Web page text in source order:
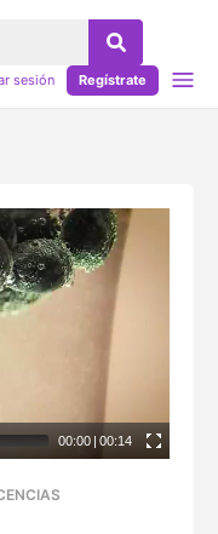
sesión Regístrate
00:00 | 00:14